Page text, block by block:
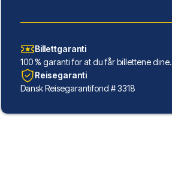
Billettgaranti
100 % garanti for at du får billettene dine.
Reisegaranti
Dansk Reisegarantifond # 3318